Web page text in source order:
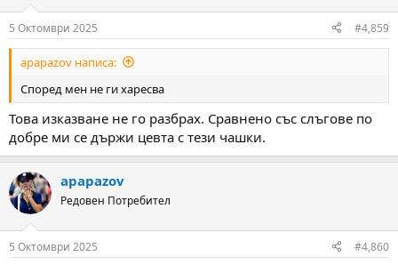
s
:
5 Октомври 2025 #4,859
apapazov написа:
Според мен не ги харесва
Това изказване не го разбрах. Сравнено със слъгове по
добре ми се държи цевта с тези чашки.
apapazov
Редовен Потребител
5 Октомври 2025 #4,860